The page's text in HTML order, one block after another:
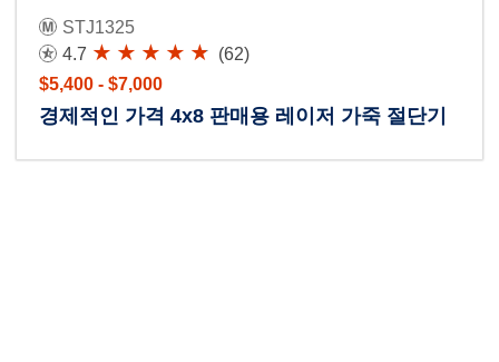
STJ1325
4.7
(62)
$5,400 - $7,000
경제적인 가격 4x8 판매용 레이저 가죽 절단기